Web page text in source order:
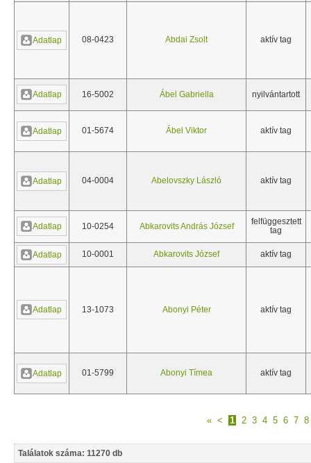
Adatlap 08-0423 Abdai Zsolt aktív tag
Adatlap 16-5002 Ábel Gabriella nyilvántartott
Adatlap 01-5674 Ábel Viktor aktív tag
Adatlap 04-0004 Abelovszky László aktív tag
Adatlap 10-0254 Abkarovits András József
felfüggesztett
tag
Adatlap 10-0001 Abkarovits József aktív tag
Adatlap 13-1073 Abonyi Péter aktív tag
Adatlap 01-5799 Abonyi Tímea aktív tag
« < 1 2 3 4 5 6 7 8
Találatok száma: 11270 db